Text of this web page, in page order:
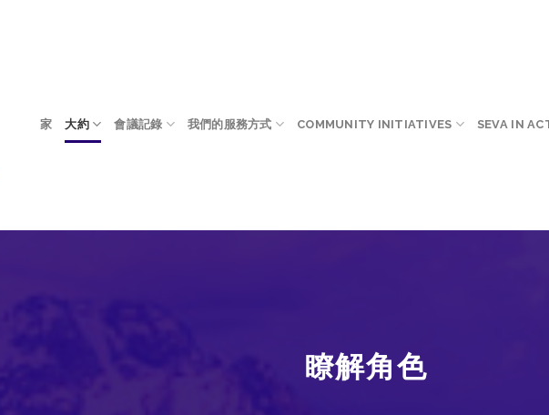
家 大約 會議記錄 我們的服務方式 COMMUNITY INITIATIVES SEVA IN
瞭解角色